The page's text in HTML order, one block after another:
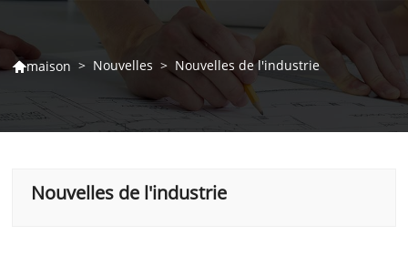
maison > Nouvelles > Nouvelles de l'industrie
Nouvelles de l'industrie